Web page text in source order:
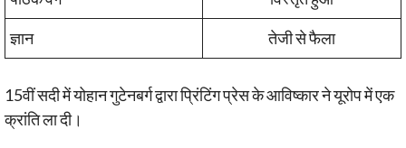
ज्ञान
तेजी से फैला
15वीं सदी में योहान गुटेनबर्ग द्वारा प्रिंटिंग प्रेस के आविष्कार ने यूरोप में एक
क्रांति ला दी।